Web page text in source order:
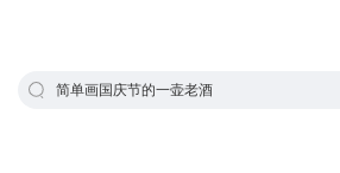
简单画国庆节的一壶老酒